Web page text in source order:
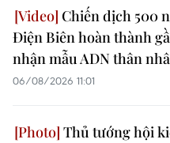
Chiến dịch 500
Điện Biên hoàn thành
nhận mẫu ADN thân
06/08/2026 11:01
Thủ tướng hội